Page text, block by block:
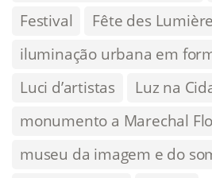
Festival
Fête des
iluminação urbana em
Luci d’artistas
Luz na
monumento a Marechal
museu da imagem e do